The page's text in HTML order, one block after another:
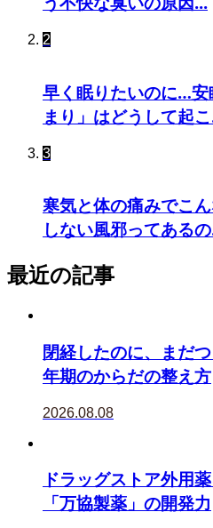
2
早く眠りたいのに…
まり」はどうして起
3
寒気と体の痛みでこ
しない風邪ってある
最近の記事
閉経したのに、まだ
年期のからだの整え方
2026.08.08
ドラッグストア外用
「万協製薬」の開発力